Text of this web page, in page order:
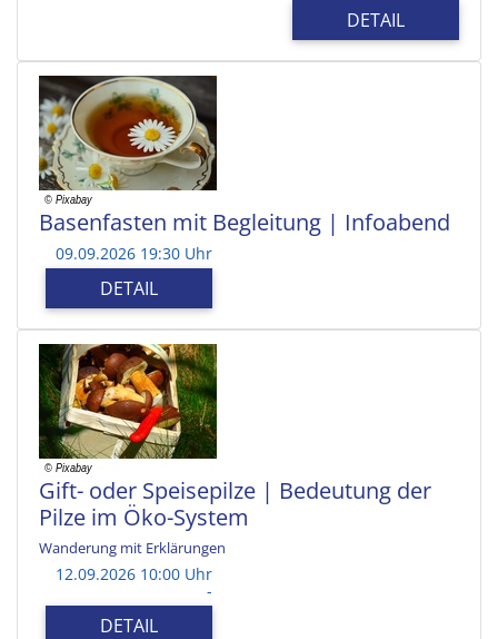
DETAIL
Basenfasten mit Begleitung | Infoabend
09.09.2026 19:30 Uhr
DETAIL
Gift- oder Speisepilze | Bedeutung der
Pilze im Öko-System
Wanderung mit Erklärungen
12.09.2026 10:00 Uhr
-
DETAIL